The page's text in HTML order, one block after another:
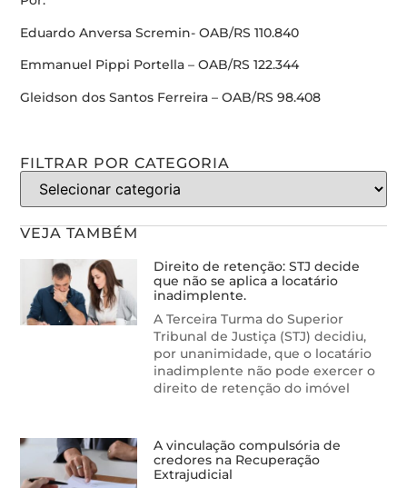
Eduardo Anversa Scremin- OAB/RS 110.840
Emmanuel Pippi Portella – OAB/RS 122.344
Gleidson dos Santos Ferreira – OAB/RS 98.408
FILTRAR POR CATEGORIA
VEJA TAMBÉM
Direito de retenção: STJ decide
que não se aplica a locatário
inadimplente.
A Terceira Turma do Superior
Tribunal de Justiça (STJ) decidiu,
por unanimidade, que o locatário
inadimplente não pode exercer o
direito de retenção do imóvel
A vinculação compulsória de
credores na Recuperação
Extrajudicial